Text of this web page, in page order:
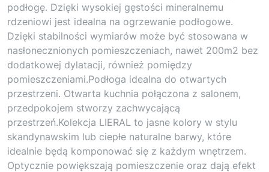
podłogę. Dzięki wysokiej gęstości mineralnemu
rdzeniowi jest idealna na ogrzewanie podłogowe.
Dzięki stabilności wymiarów może być stosowana w
nasłonecznionych pomieszczeniach, nawet 200m2 bez
dodatkowej dylatacji, również pomiędzy
pomieszczeniami.Podłoga idealna do otwartych
przestrzeni. Otwarta kuchnia połączona z salonem,
przedpokojem stworzy zachwycającą
przestrzeń.Kolekcja LIERAL to jasne kolory w stylu
skandynawskim lub ciepłe naturalne barwy, które
idealnie będą komponować się z każdym wnętrzem.
Optycznie powiększają pomieszczenie oraz dają efekt